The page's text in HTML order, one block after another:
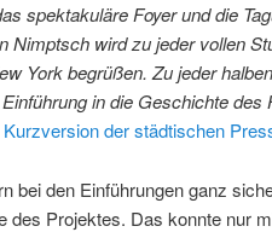
spektakuläre Foyer und die
Nimptsch wird zu jeder vollen
York begrüßen. Zu jeder
in die Geschichte des
Kurzversion der städtischen
bei den Einführungen ganz
des Projektes. Das konnte nur